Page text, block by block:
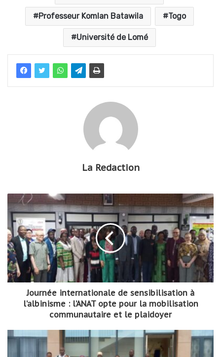
Professeur Komlan Batawila Togo
Université de Lomé
La Redaction
Journée internationale de sensibilisation à
l’albinisme : l’ANAT opte pour la mobilisation
communautaire et le plaidoyer